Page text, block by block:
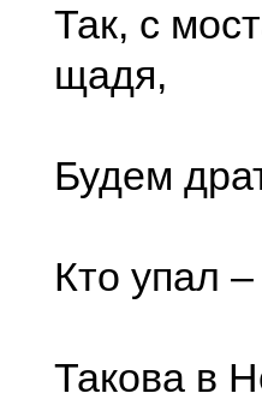
Так, с
щадя,
Будем
Кто упал
Такова в